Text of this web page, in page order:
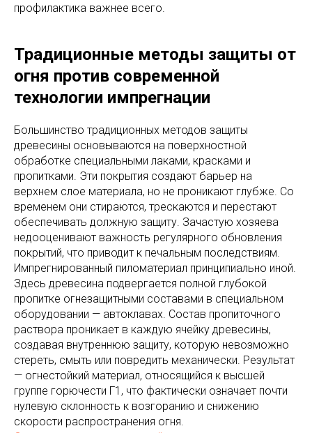
профилактика важнее всего.
Традиционные методы защиты от
огня против современной
технологии импрегнации
Большинство традиционных методов защиты
древесины основываются на поверхностной
обработке специальными лаками, красками и
пропитками. Эти покрытия создают барьер на
верхнем слое материала, но не проникают глубже. Со
временем они стираются, трескаются и перестают
обеспечивать должную защиту. Зачастую хозяева
недооценивают важность регулярного обновления
покрытий, что приводит к печальным последствиям.
Импрегнированный пиломатериал принципиально иной.
Здесь древесина подвергается полной глубокой
пропитке огнезащитными составами в специальном
оборудовании — автоклавах. Состав пропиточного
раствора проникает в каждую ячейку древесины,
создавая внутреннюю защиту, которую невозможно
стереть, смыть или повредить механически. Результат
— огнестойкий материал, относящийся к высшей
группе горючести Г1, что фактически означает почти
нулевую склонность к возгоранию и снижению
скорости распространения огня.